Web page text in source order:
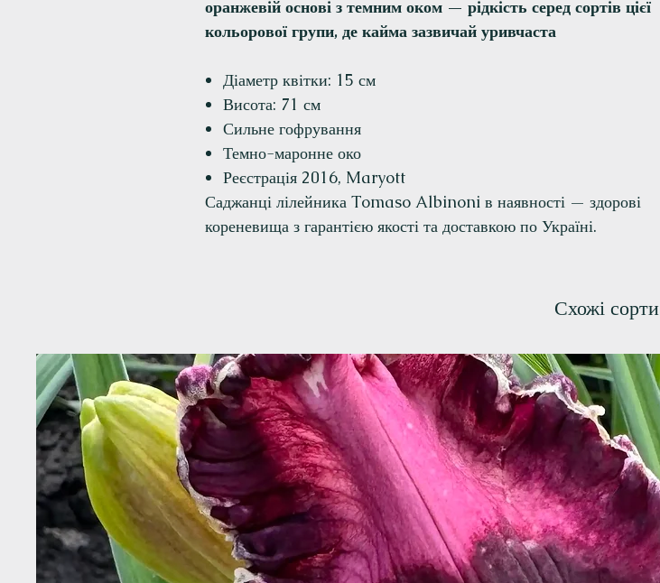
оранжевій основі з темним оком — рідкість серед сортів цієї
кольорової групи, де кайма зазвичай уривчаста
Діаметр квітки: 15 см
Висота: 71 см
Сильне гофрування
Темно-маронне око
Реєстрація 2016, Maryott
Саджанці лілейника Tomaso Albinoni в наявності — здорові
кореневища з гарантією якості та доставкою по Україні.
Схожі сорти